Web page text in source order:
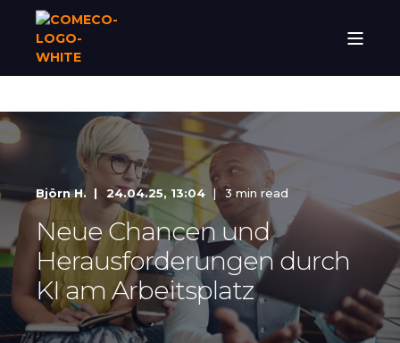
Björn H. 24.04.25, 13:04 3 min read
Neue Chancen und
Herausforderungen durch
KI am Arbeitsplatz